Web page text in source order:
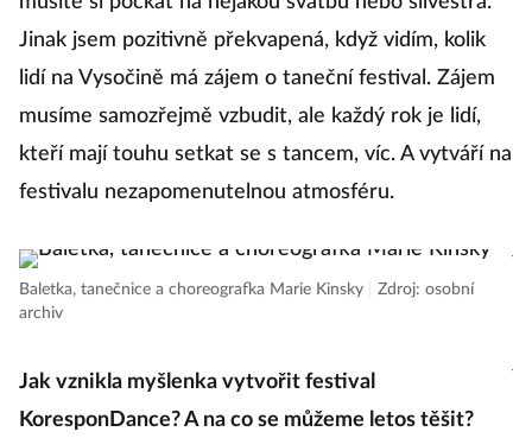
Jinak jsem pozitivně překvapená, když vidím, kolik
lidí na Vysočině má zájem o taneční festival. Zájem
musíme samozřejmě vzbudit, ale každý rok je lidí,
kteří mají touhu setkat se s tancem, víc. A vytváří na
festivalu nezapomenutelnou atmosféru.
Baletka, tanečnice a choreografka Marie Kinsky
Zdroj: osobní
archiv
Jak vznikla myšlenka vytvořit festival
KoresponDance? A na co se můžeme letos těšit?